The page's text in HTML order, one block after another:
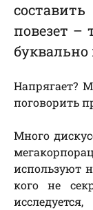
повезет –
Напрягает?
поговорить
Много
используют
кого не